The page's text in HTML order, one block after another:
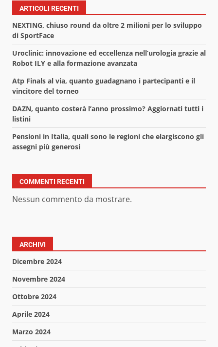
ARTICOLI RECENTI
NEXTING, chiuso round da oltre 2 milioni per lo sviluppo
di SportFace
Uroclinic: innovazione ed eccellenza nell’urologia grazie al
Robot ILY e alla formazione avanzata
Atp Finals al via, quanto guadagnano i partecipanti e il
vincitore del torneo
DAZN, quanto costerà l’anno prossimo? Aggiornati tutti i
listini
Pensioni in Italia, quali sono le regioni che elargiscono gli
assegni più generosi
COMMENTI RECENTI
Nessun commento da mostrare.
ARCHIVI
Dicembre 2024
Novembre 2024
Ottobre 2024
Aprile 2024
Marzo 2024